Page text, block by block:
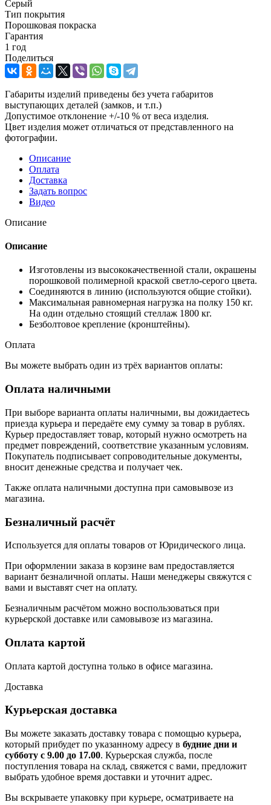
Серый
Тип покрытия
Порошковая покраска
Гарантия
1 год
Поделиться
Габариты изделий приведены без учета габаритов
выступающих деталей (замков, и т.п.)
Допустимое отклонение +/-10 % от веса изделия.
Цвет изделия может отличаться от представленного на
фотографии.
Описание
Оплата
Доставка
Задать вопрос
Видео
Описание
Описание
Изготовлены из высококачественной стали, окрашены
порошковой полимерной краской светло-серого цвета.
Соединяются в линию (используются общие стойки).
Максимальная равномерная нагрузка на полку 150 кг.
На один отдельно стоящий стеллаж 1800 кг.
Безболтовое крепление (кронштейны).
Оплата
Вы можете выбрать один из трёх вариантов оплаты:
Оплата наличными
При выборе варианта оплаты наличными, вы дожидаетесь
приезда курьера и передаёте ему сумму за товар в рублях.
Курьер предоставляет товар, который нужно осмотреть на
предмет повреждений, соответствие указанным условиям.
Покупатель подписывает сопроводительные документы,
вносит денежные средства и получает чек.
Также оплата наличными доступна при самовывозе из
магазина.
Безналичный расчёт
Используется для оплаты товаров от Юридического лица.
При оформлении заказа в корзине вам предоставляется
вариант безналичной оплаты. Наши менеджеры свяжутся с
вами и выставят счет на оплату.
Безналичным расчётом можно воспользоваться при
курьерской доставке или самовывозе из магазина.
Оплата картой
Оплата картой доступна только в офисе магазина.
Доставка
Курьерская доставка
Вы можете заказать доставку товара с помощью курьера,
который прибудет по указанному адресу в будние дни и
субботу с 9.00 до 17.00. Курьерская служба, после
поступления товара на склад, свяжется с вами, предложит
выбрать удобное время доставки и уточнит адрес.
Вы вскрываете упаковку при курьере, осматриваете на